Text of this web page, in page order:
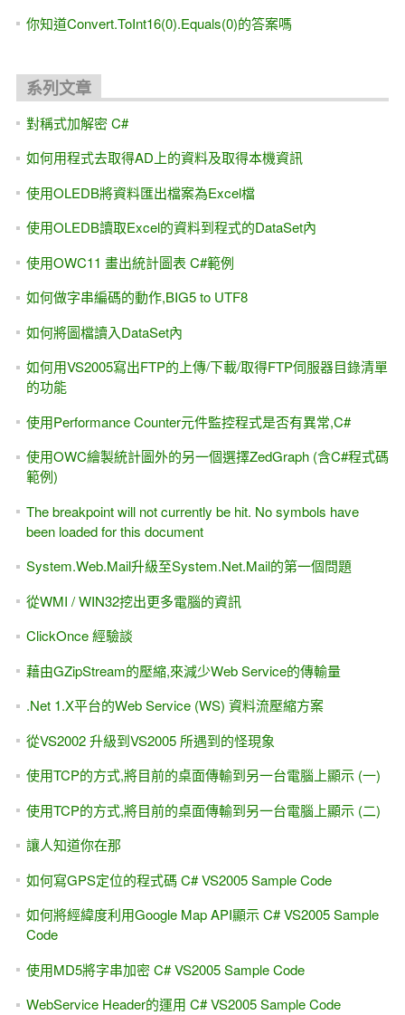
你知道Convert.ToInt16(0).Equals(0)的答案嗎
系列文章
對稱式加解密 C#
如何用程式去取得AD上的資料及取得本機資訊
使用OLEDB將資料匯出檔案為Excel檔
使用OLEDB讀取Excel的資料到程式的DataSet內
使用OWC11 畫出統計圖表 C#範例
如何做字串編碼的動作,BIG5 to UTF8
如何將圖檔讀入DataSet內
如何用VS2005寫出FTP的上傳/下載/取得FTP伺服器目錄清單
的功能
使用Performance Counter元件監控程式是否有異常,C#
使用OWC繪製統計圖外的另一個選擇ZedGraph (含C#程式碼
範例)
The breakpoint will not currently be hit. No symbols have
been loaded for this document
System.Web.Mail升級至System.Net.Mail的第一個問題
從WMI / WIN32挖出更多電腦的資訊
ClickOnce 經驗談
藉由GZipStream的壓縮,來減少Web Service的傳輸量
.Net 1.X平台的Web Service (WS) 資料流壓縮方案
從VS2002 升級到VS2005 所遇到的怪現象
使用TCP的方式,將目前的桌面傳輸到另一台電腦上顯示 (一)
使用TCP的方式,將目前的桌面傳輸到另一台電腦上顯示 (二)
讓人知道你在那
如何寫GPS定位的程式碼 C# VS2005 Sample Code
如何將經緯度利用Google Map API顯示 C# VS2005 Sample
Code
使用MD5將字串加密 C# VS2005 Sample Code
WebService Header的運用 C# VS2005 Sample Code